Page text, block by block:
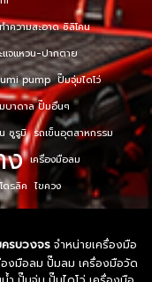
ำความสะอาด ซิลิโคน
แจแหวน-ปากตาย
pump ปั๊มจุ่มไดโว่
บาดาล ปั๊มอื่นๆ
ซูรูมิ รถเข็นอุตสาหกรรม
ง เครื่องมือลม
ดรลิค ไขควง
รบวงจรจำหน่ายเครื่องมือ
องมือลม ปั๊มลม เครื่องมือวัด